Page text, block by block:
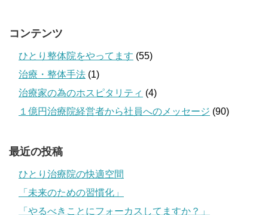
コンテンツ
ひとり整体院をやってます (55)
治療・整体手法 (1)
治療家の為のホスピタリティ (4)
１億円治療院経営者から社員へのメッセージ (90)
最近の投稿
ひとり治療院の快適空間
「未来のための習慣化」
「やるべきことにフォーカスしてますか？」